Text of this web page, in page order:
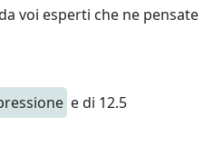
voi esperti che ne pensate
e di 12.5